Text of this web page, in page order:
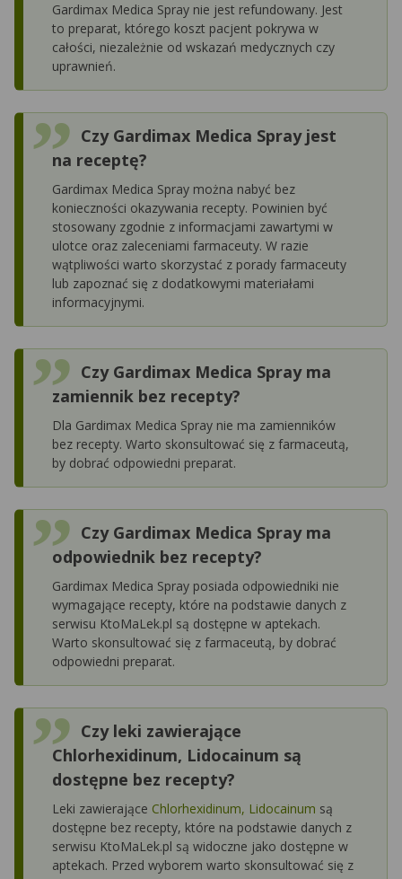
Gardimax Medica Spray nie jest refundowany. Jest
to preparat, którego koszt pacjent pokrywa w
całości, niezależnie od wskazań medycznych czy
uprawnień.
Czy Gardimax Medica Spray jest
na receptę?
Gardimax Medica Spray można nabyć bez
konieczności okazywania recepty. Powinien być
stosowany zgodnie z informacjami zawartymi w
ulotce oraz zaleceniami farmaceuty. W razie
wątpliwości warto skorzystać z porady farmaceuty
lub zapoznać się z dodatkowymi materiałami
informacyjnymi.
Czy Gardimax Medica Spray ma
zamiennik bez recepty?
Dla Gardimax Medica Spray nie ma zamienników
bez recepty. Warto skonsultować się z farmaceutą,
by dobrać odpowiedni preparat.
Czy Gardimax Medica Spray ma
odpowiednik bez recepty?
Gardimax Medica Spray posiada odpowiedniki nie
wymagające recepty, które na podstawie danych z
serwisu KtoMaLek.pl są dostępne w aptekach.
Warto skonsultować się z farmaceutą, by dobrać
odpowiedni preparat.
Czy leki zawierające
Chlorhexidinum, Lidocainum są
dostępne bez recepty?
Leki zawierające Chlorhexidinum, Lidocainum są
dostępne bez recepty, które na podstawie danych z
serwisu KtoMaLek.pl są widoczne jako dostępne w
aptekach. Przed wyborem warto skonsultować się z